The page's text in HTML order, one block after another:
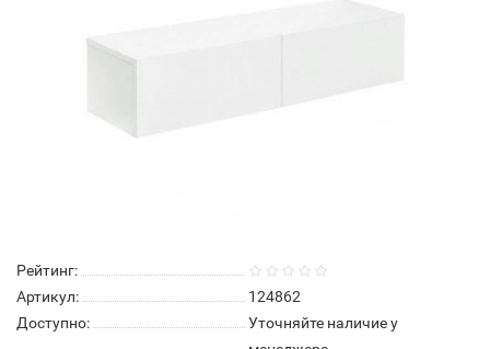
Рейтинг:
Артикул:
124862
Доступно:
Уточняйте наличие у